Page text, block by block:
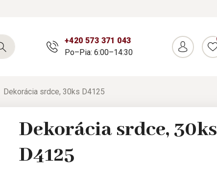
+420 573 371 043
Po–Pia: 6:00–14:30
Dekorácia srdce, 30ks D4125
Dekorácia srdce, 30ks
D4125